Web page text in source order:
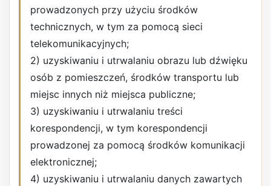
prowadzonych przy użyciu środków
technicznych, w tym za pomocą sieci
telekomunikacyjnych;
2) uzyskiwaniu i utrwalaniu obrazu lub dźwięku
osób z pomieszczeń, środków transportu lub
miejsc innych niż miejsca publiczne;
3) uzyskiwaniu i utrwalaniu treści
korespondencji, w tym korespondencji
prowadzonej za pomocą środków komunikacji
elektronicznej;
4) uzyskiwaniu i utrwalaniu danych zawartych